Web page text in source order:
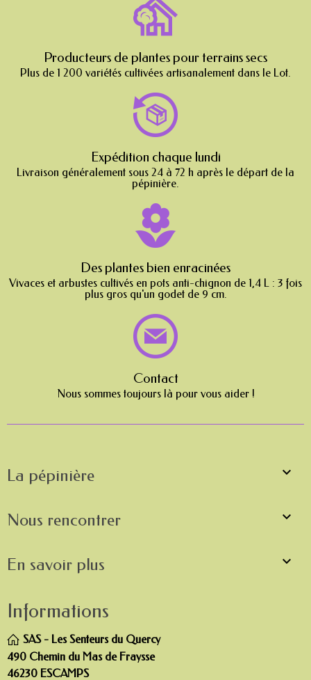
Producteurs de plantes pour terrains secs
Plus de 1 200 variétés cultivées artisanalement dans le Lot.
Expédition chaque lundi
Livraison généralement sous 24 à 72 h après le départ de la
pépinière.
Des plantes bien enracinées
Vivaces et arbustes cultivés en pots anti-chignon de 1,4 L : 3 fois
plus gros qu'un godet de 9 cm.
Contact
Nous sommes toujours là pour vous aider !
La pépinière 
Nous rencontrer 
En savoir plus 
Informations
SAS - Les Senteurs du Quercy
490 Chemin du Mas de Fraysse
46230 ESCAMPS